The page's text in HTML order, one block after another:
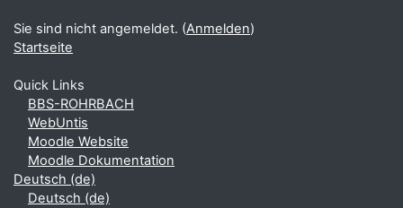
Sie sind nicht angemeldet. (Anmelden)
Startseite
Quick Links
BBS-ROHRBACH
WebUntis
Moodle Website
Moodle Dokumentation
Deutsch ‎(de)‎
Deutsch ‎(de)‎